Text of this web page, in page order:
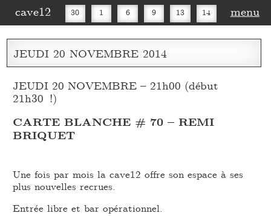
cave12 30 1 6 9 13 14
16 20 27 30
menu
JEUDI 20 NOVEMBRE 2014
JEUDI 20 NOVEMBRE – 21h00 (début
21h30 !)
CARTE BLANCHE # 70 – REMI
BRIQUET
Une fois par mois la cave12 offre son espace à ses
plus nouvelles recrues.
Entrée libre et bar opérationnel.